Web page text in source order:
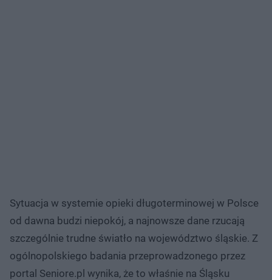
Sytuacja w systemie opieki długoterminowej w Polsce
od dawna budzi niepokój, a najnowsze dane rzucają
szczególnie trudne światło na województwo śląskie. Z
ogólnopolskiego badania przeprowadzonego przez
portal Seniore.pl wynika, że to właśnie na Śląsku